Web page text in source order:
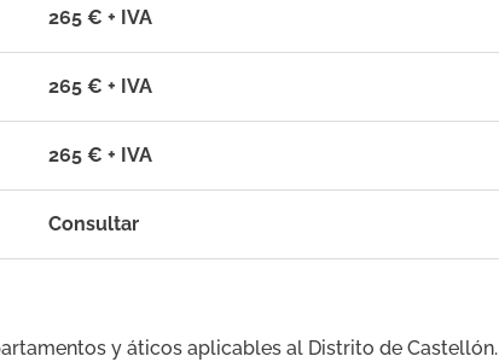
265 € + IVA
265 € + IVA
265 € + IVA
Consultar
y áticos aplicables al Distrito de Castellón.